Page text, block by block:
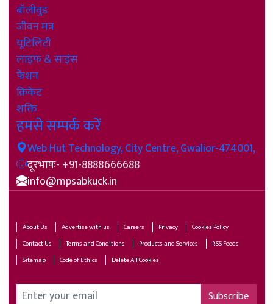
बॉलीवुड
जीवन मंत्र
यूटिलिटी
लाइफ & साइंस
फैशन
क्रिकेट
शक्ति
हमसे सम्पर्क करें
Web Hut Technology, City Centre, Gwalior-474001,
दूरभाषः- +91-8888666688
info@mpsabkuck.in
About Us Advertise with us Careers Privacy
Cookies Policy
Contact Us
Terms and Conditions Products and Services
RSS Feeds
Sitemap
Code of Ethics Delete All Cookies
Subscribe